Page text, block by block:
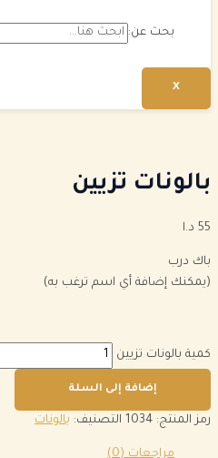
بحث عن:
X
بالونات تزيين
55 د.ا
باك درب
(يمكنك إضافة أي اسم ترغب به)
كمية بالونات تزيين
إضافة إلى السلة
رمز المنتج: 1034 التصنيف: بالونات
مراجعات (0)